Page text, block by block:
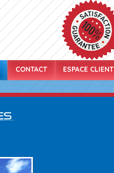
CONTACT ESPACE CLIENT